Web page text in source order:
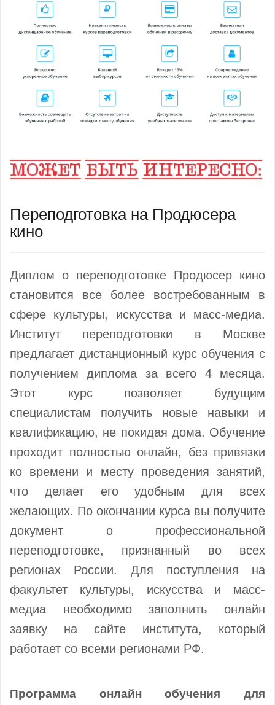
Переподготовка на Продюсера
кино
Диплом о переподготовке Продюсер кино
становится все более востребованным в
сфере культуры, искусства и масс-медиа.
Институт переподготовки в Москве
предлагает дистанционный курс обучения с
получением диплома за всего 4 месяца.
Этот курс позволяет будущим
специалистам получить новые навыки и
квалификацию, не покидая дома. Обучение
проходит полностью онлайн, без привязки
ко времени и месту проведения занятий,
что делает его удобным для всех
желающих. По окончании курса вы получите
документ о профессиональной
переподготовке, признанный во всех
регионах России. Для поступления на
факультет культуры, искусства и масс-
медиа необходимо заполнить онлайн
заявку на сайте института, который
работает со всеми регионами РФ.
Программа онлайн обучения для